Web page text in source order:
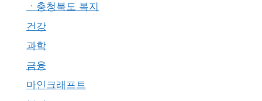
ㆍ충청북도 복지
건강
과학
금융
마인크래프트